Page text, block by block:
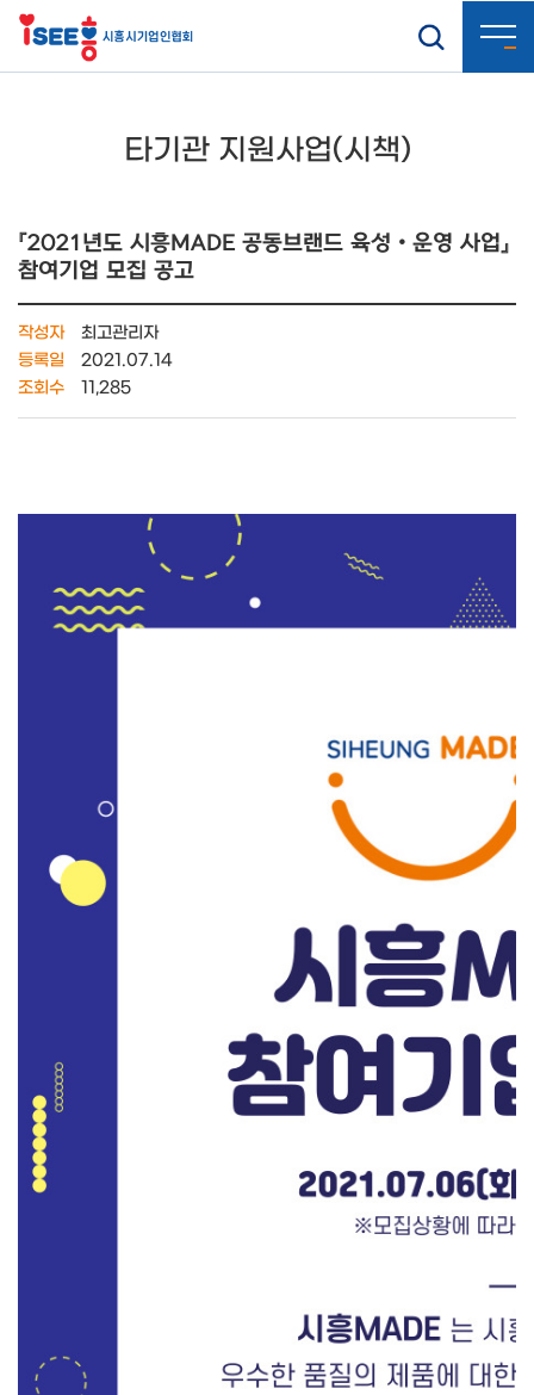
타기관 지원사업(시책)
『2021년도 시흥MADE 공동브랜드 육성‧운영 사업』
참여기업 모집 공고
작성자
최고관리자
등록일
2021.07.14
조회수
11,285